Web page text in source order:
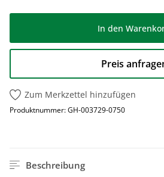
In den
Preis
Zum Merkzettel hinzufügen
Produktnummer:GH-003729-0750
Beschreibung